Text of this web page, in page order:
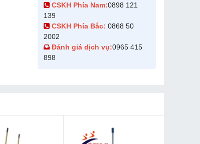
CSKH Phía Nam:0898 121
139
CSKH Phía Bắc: 0868 50
2002
Đánh giá dịch vụ:0965 415
898